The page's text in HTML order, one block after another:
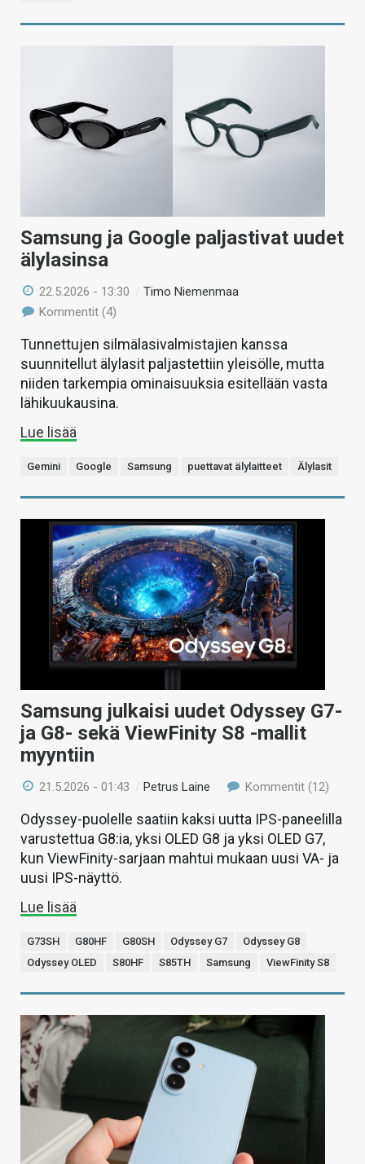
Samsung ja Google paljastivat uudet
älylasinsa
22.5.2026 - 13:30 /Timo Niemenmaa
Kommentit (4)
Tunnettujen silmälasivalmistajien kanssa
suunnitellut älylasit paljastettiin yleisölle, mutta
niiden tarkempia ominaisuuksia esitellään vasta
lähikuukausina.
Lue lisää
Gemini Google Samsung puettavat älylaitteet Älylasit
Samsung julkaisi uudet Odyssey G7-
ja G8- sekä ViewFinity S8 -mallit
myyntiin
21.5.2026 - 01:43 /Petrus Laine Kommentit (12)
Odyssey-puolelle saatiin kaksi uutta IPS-paneelilla
varustettua G8:ia, yksi OLED G8 ja yksi OLED G7,
kun ViewFinity-sarjaan mahtui mukaan uusi VA- ja
uusi IPS-näyttö.
Lue lisää
G73SH G80HF G80SH Odyssey G7
Odyssey G8
Odyssey OLED
S80HF S85TH Samsung ViewFinity S8